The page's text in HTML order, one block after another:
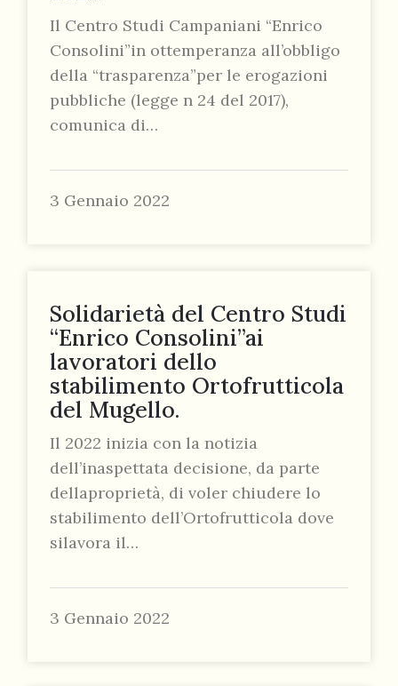
Il Centro Studi Campaniani “Enrico
Consolini”in ottemperanza all’obbligo
della “trasparenza”per le erogazioni
pubbliche (legge n 24 del 2017),
comunica di…
3 Gennaio 2022
Solidarietà del Centro Studi
“Enrico Consolini”ai
lavoratori dello
stabilimento Ortofrutticola
del Mugello.
Il 2022 inizia con la notizia
dell’inaspettata decisione, da parte
dellaproprietà, di voler chiudere lo
stabilimento dell’Ortofrutticola dove
silavora il…
3 Gennaio 2022